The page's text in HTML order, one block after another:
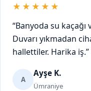
★★★★★
“Banyoda su
Duvarı yıkmadan
hallettiler. Harika iş.”
A
Ayşe K.
Ümraniye